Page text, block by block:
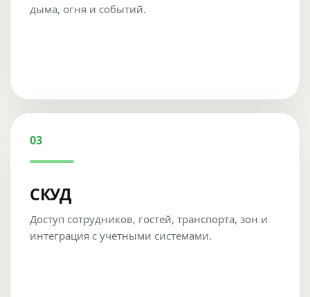
дыма, огня и событий.
03
СКУД
Доступ сотрудников, гостей, транспорта, зон и
интеграция с учетными системами.